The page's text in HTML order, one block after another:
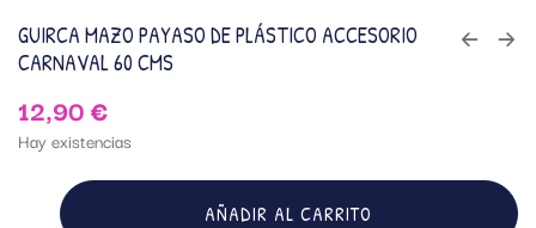
GUIRCA MAZO PAYASO DE PLÁSTICO ACCESORIO
CARNAVAL 60 CMS
12,90€
Hay existencias
AÑADIR AL CARRITO